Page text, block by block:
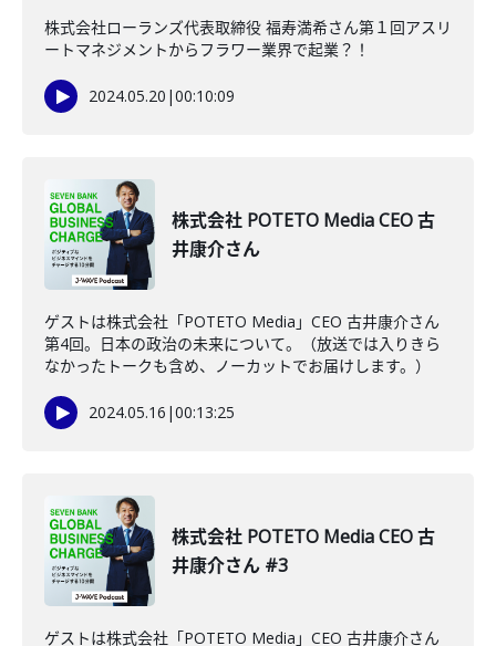
株式会社ローランズ代表取締役 福寿満希さん第１回アスリ
ートマネジメントからフラワー業界で起業？！
2024.05.20 |00:10:09
株式会社 POTETO Media CEO 古
井康介さん
ゲストは株式会社「POTETO Media」CEO 古井康介さん
第4回。日本の政治の未来について。（放送では入りきら
なかったトークも含め、ノーカットでお届けします。）
2024.05.16 |00:13:25
株式会社 POTETO Media CEO 古
井康介さん #3
ゲストは株式会社「POTETO Media」CEO 古井康介さん